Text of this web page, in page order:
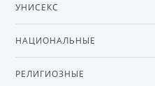
УНИСЕКС
НАЦИОНАЛЬНЫЕ
РЕЛИГИОЗНЫЕ